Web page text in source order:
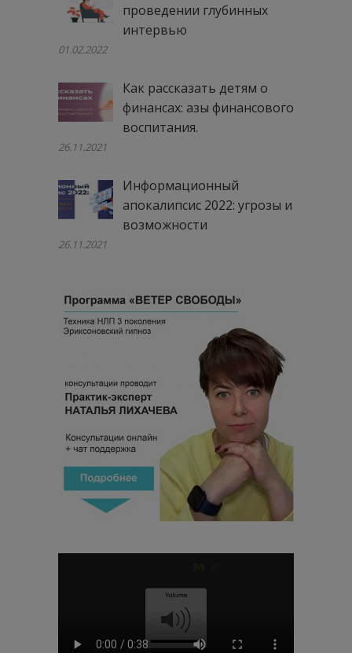
проведении глубинных
интервью
01.02.2022
Как рассказать детям о
финансах: азы финансового
воспитания.
26.11.2021
Информационный
апокалипсис 2022: угрозы и
возможности
26.11.2021